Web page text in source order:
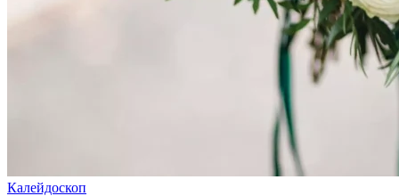
Калейдоскоп